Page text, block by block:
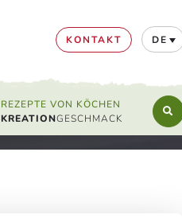
KONTAKT DE
KREATION
REZEPTE VON KÖCHEN